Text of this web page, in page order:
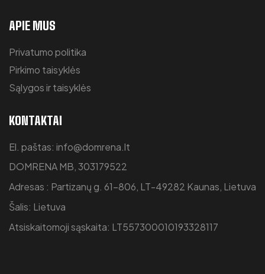
APIE MUS
Privatumo politika
Pirkimo taisyklės
Sąlygos ir taisyklės
KONTAKTAI
El. paštas: info@domrena.lt
DOMRENA MB, 303179522
Adresas : Partizanų g. 61-806, LT-49282 Kaunas, Lietuva
Šalis: Lietuva
Atsiskaitomoji sąskaita: LT557300010193328117